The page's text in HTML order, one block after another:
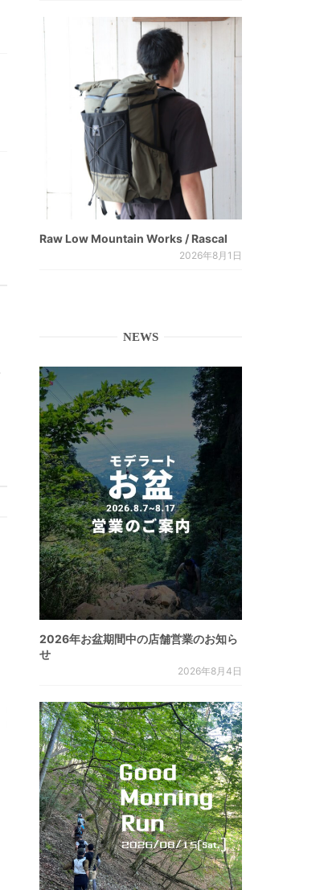
Raw Low Mountain Works / Rascal
2026年8月1日
NEWS
2026年お盆期間中の店舗営業のお知ら
せ
2026年8月4日